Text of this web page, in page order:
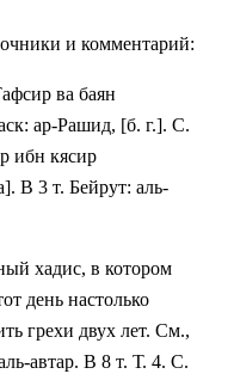
и комментарий:
ва баян
ар-Рашид, [б. г.]. С.
ибн кясир
В 3 т. Бейрут: аль-
хадис, в котором
день настолько
грехи двух лет. См.,
автар. В 8 т. Т. 4. С.